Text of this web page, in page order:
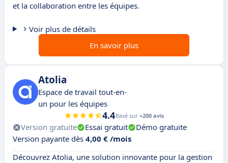
et la collaboration entre les équipes.
Voir plus de détails
En savoir plus
Atolia
Espace de travail tout-en-
un pour les équipes
4.4Basé sur +200 avis
Version gratuite Essai gratuit
Démo gratuite
Version payante dès 4,00 € /mois
Découvrez Atolia, une solution innovante pour la gestion